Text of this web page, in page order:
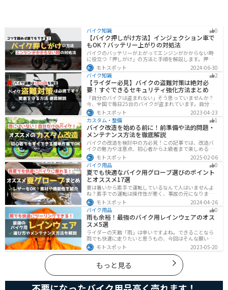
バイク知識 0
【バイク押しがけ方法】インジェクション車で
もOK？バッテリー上がりの対処法
バイクのバッテリーが上がってエンジンがかからない時
に役立つ「押しがけ」の方法と手順を解説します。押し
がけができるバイクとできないバイクがあるので、自分
のバイクができるのか確認しておきましょう。
モトスポット
2024-06-30
バイク知識
2
【ライダー必見】バイクの盗難対策は絶対必
要！すぐできるセキュリティ強化方法まとめ
「自分のバイクは盗まれない」そう思っていませんか？
今、全国で毎日25台のバイクが盗まれています。自分の
バイクは大丈夫という保証はどこにもありません。バイ
クの盗難対策の方法を理解して、自分のバイクは自分で
守りましょう。
モトスポット
2023-04-23
カスタム・整備
1
バイク改造を始める前に！前準備や法的問題・
メンテナンス方法を徹底解説
バイクの改造を検討中の方必見！この記事では、改造バ
イクの魅力や注意点、初心者から上級者まで楽しめる改
造方法を紹介しています。実は、改造で補償内容や保険
料が変わる場合があるため、保険会社への確認は必須で
す。この記事を読めば、安全に配慮しつつ、カスタムバ
イクを楽しむコツがわかります。
モトスポット
2025-02-06
バイク用品
0
夏でも快適なバイク用グローブ選びのポイント
とオススメ17選
夏は暑いから素手で運転しているなんて人はいませんよ
ね？素手での運転は操作性が悪く、事故の元になりま
す。直射日光が当たり日焼けで余計に暑くなります。夏に
は夏用グローブを使うことで、素手より涼しく快適にバ
イクに乗ることができるので是非使いましょう。
モトスポット
2024-04-26
バイク用品
0
雨も余裕！最強のバイク用レインウェアのオス
スメ5選
ライダーの天敵「雨」は辛いですよね。できることなら
雨でも快適に走りたいと思うもの、今回はそんな願いを
叶える最強のバイク用レインウェアを紹介します。レイ
ンウェアの選び方や撥水力が落ちてきた時のメンテナン
ス方法もまとめたので、参考にしてください。
モトスポット 2023-05-20
もっと見る